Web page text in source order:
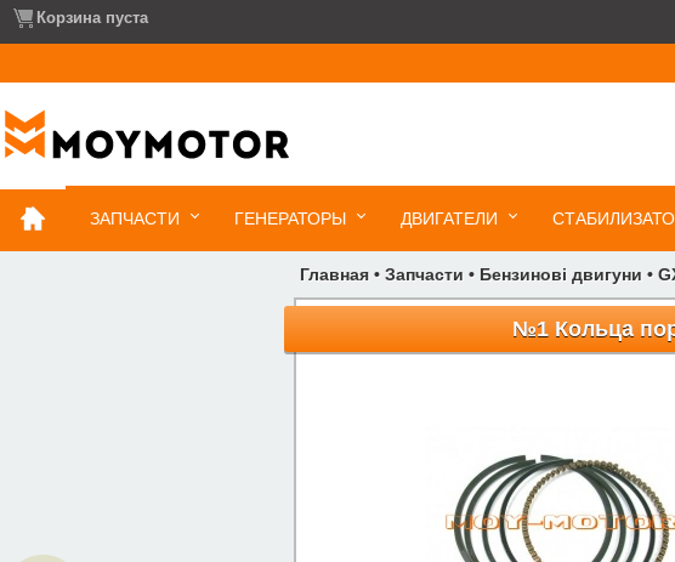
Корзина пуста
ЗАПЧАСТИ ГЕНЕРАТОРЫ ДВИГАТЕЛИ
Главная • Запчасти • Бензинові двигуни •
№1 Кольца